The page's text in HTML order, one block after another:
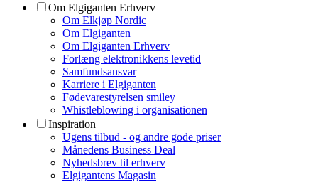
Om Elgiganten Erhverv
Om Elkjøp Nordic
Om Elgiganten
Om Elgiganten Erhverv
Forlæng elektronikkens levetid
Samfundsansvar
Karriere i Elgiganten
Fødevarestyrelsen smiley
Whistleblowing i organisationen
Inspiration
Ugens tilbud - og andre gode priser
Månedens Business Deal
Nyhedsbrev til erhverv
Elgigantens Magasin